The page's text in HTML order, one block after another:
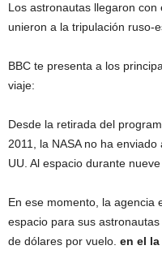
Los astronautas llegaron
unieron a la tripulación ruso-
BBC te presenta a los
viaje:
Desde la retirada del
2011, la NASA no ha
UU. Al espacio durante nueve
En ese momento, la agencia
espacio para sus
de dólares por vuelo. en el la